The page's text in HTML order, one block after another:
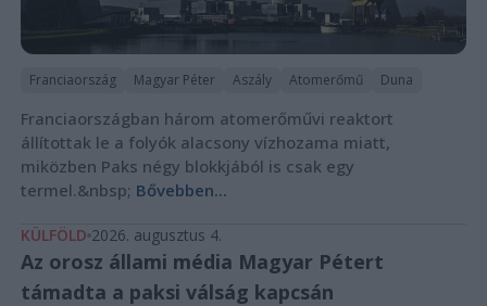
Franciaország Magyar Péter Aszály Atomerőmű Duna
Franciaországban három atomerőművi reaktort
állítottak le a folyók alacsony vízhozama miatt,
miközben Paks négy blokkjából is csak egy
termel.&nbsp; Bővebben...
KÜLFÖLD 2026. augusztus 4.
Az orosz állami média Magyar Pétert
támadta a paksi válság kapcsán